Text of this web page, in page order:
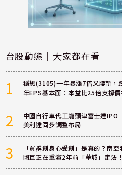
台股動態｜大家都在看
1
穩懋(3105)一年暴漲7倍又腰斬，
年EPS基本面：本益比25倍支撐價
2
中國自行車代工龍頭津富士達
美利達同步調整布局
3
「買群創身心受創」是真的？南
國巨正在重演2年前「華城」走法！